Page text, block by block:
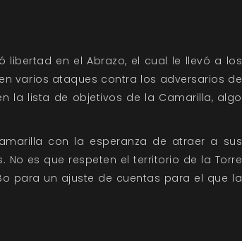
libertad en el Abrazo, el cual le llevó a los
varios ataques contra los adversarios de
la lista de objetivos de la Camarilla, algo
con la esperanza de atraer a sus
es que respeten el territorio de la Torre
para un ajuste de cuentas para el que la